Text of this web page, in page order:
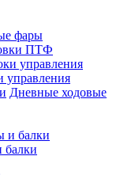
фары
ПТФ
управления
Дневные ходовые
балки